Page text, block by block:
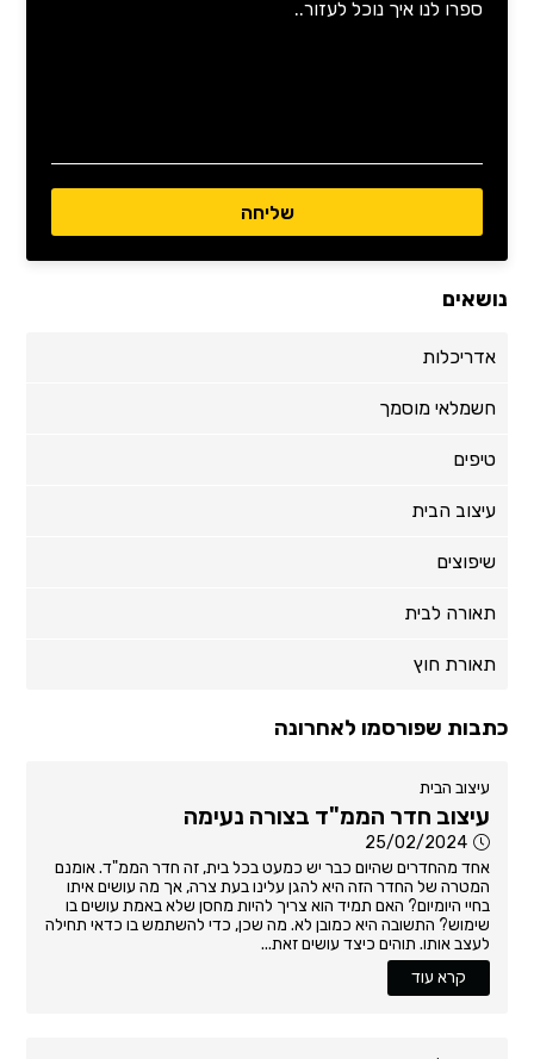
נושאים
אדריכלות
חשמלאי מוסמך
טיפים
עיצוב הבית
שיפוצים
תאורה לבית
תאורת חוץ
כתבות שפורסמו לאחרונה
עיצוב הבית
עיצוב חדר הממ"ד בצורה נעימה
25/02/2024
אחד מהחדרים שהיום כבר יש כמעט בכל בית, זה חדר הממ"ד. אומנם
המטרה של החדר הזה היא להגן עלינו בעת צרה, אך מה עושים איתו
בחיי היומיום? האם תמיד הוא צריך להיות מחסן שלא באמת עושים בו
שימוש? התשובה היא כמובן לא. מה שכן, כדי להשתמש בו כדאי תחילה
לעצב אותו. תוהים כיצד עושים זאת...
קרא עוד